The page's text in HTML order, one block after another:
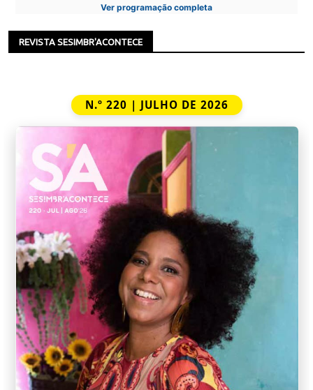
Ver programação completa
REVISTA SESIMBR'ACONTECE
N.º 220 | JULHO DE 2026